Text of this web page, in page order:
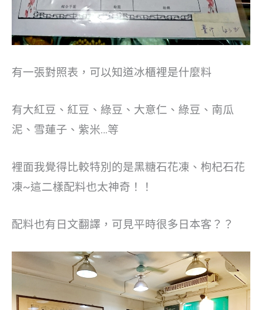
有一張對照表，可以知道冰櫃裡是什麼料
有大紅豆、紅豆、綠豆、大意仁、綠豆、南瓜
泥、雪蓮子、紫米…等
裡面我覺得比較特別的是黑糖石花凍、枸杞石花
凍~這二樣配料也太神奇！！
配料也有日文翻譯，可見平時很多日本客？？